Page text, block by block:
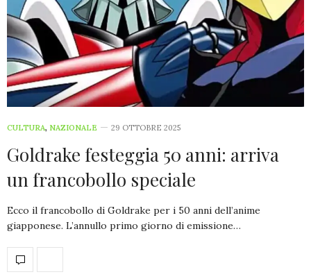
CULTURA, NAZIONALE 29 OTTOBRE 2025
Goldrake festeggia 50 anni: arriva
un francobollo speciale
Ecco il francobollo di Goldrake per i 50 anni dell’anime
giapponese. L’annullo primo giorno di emissione…